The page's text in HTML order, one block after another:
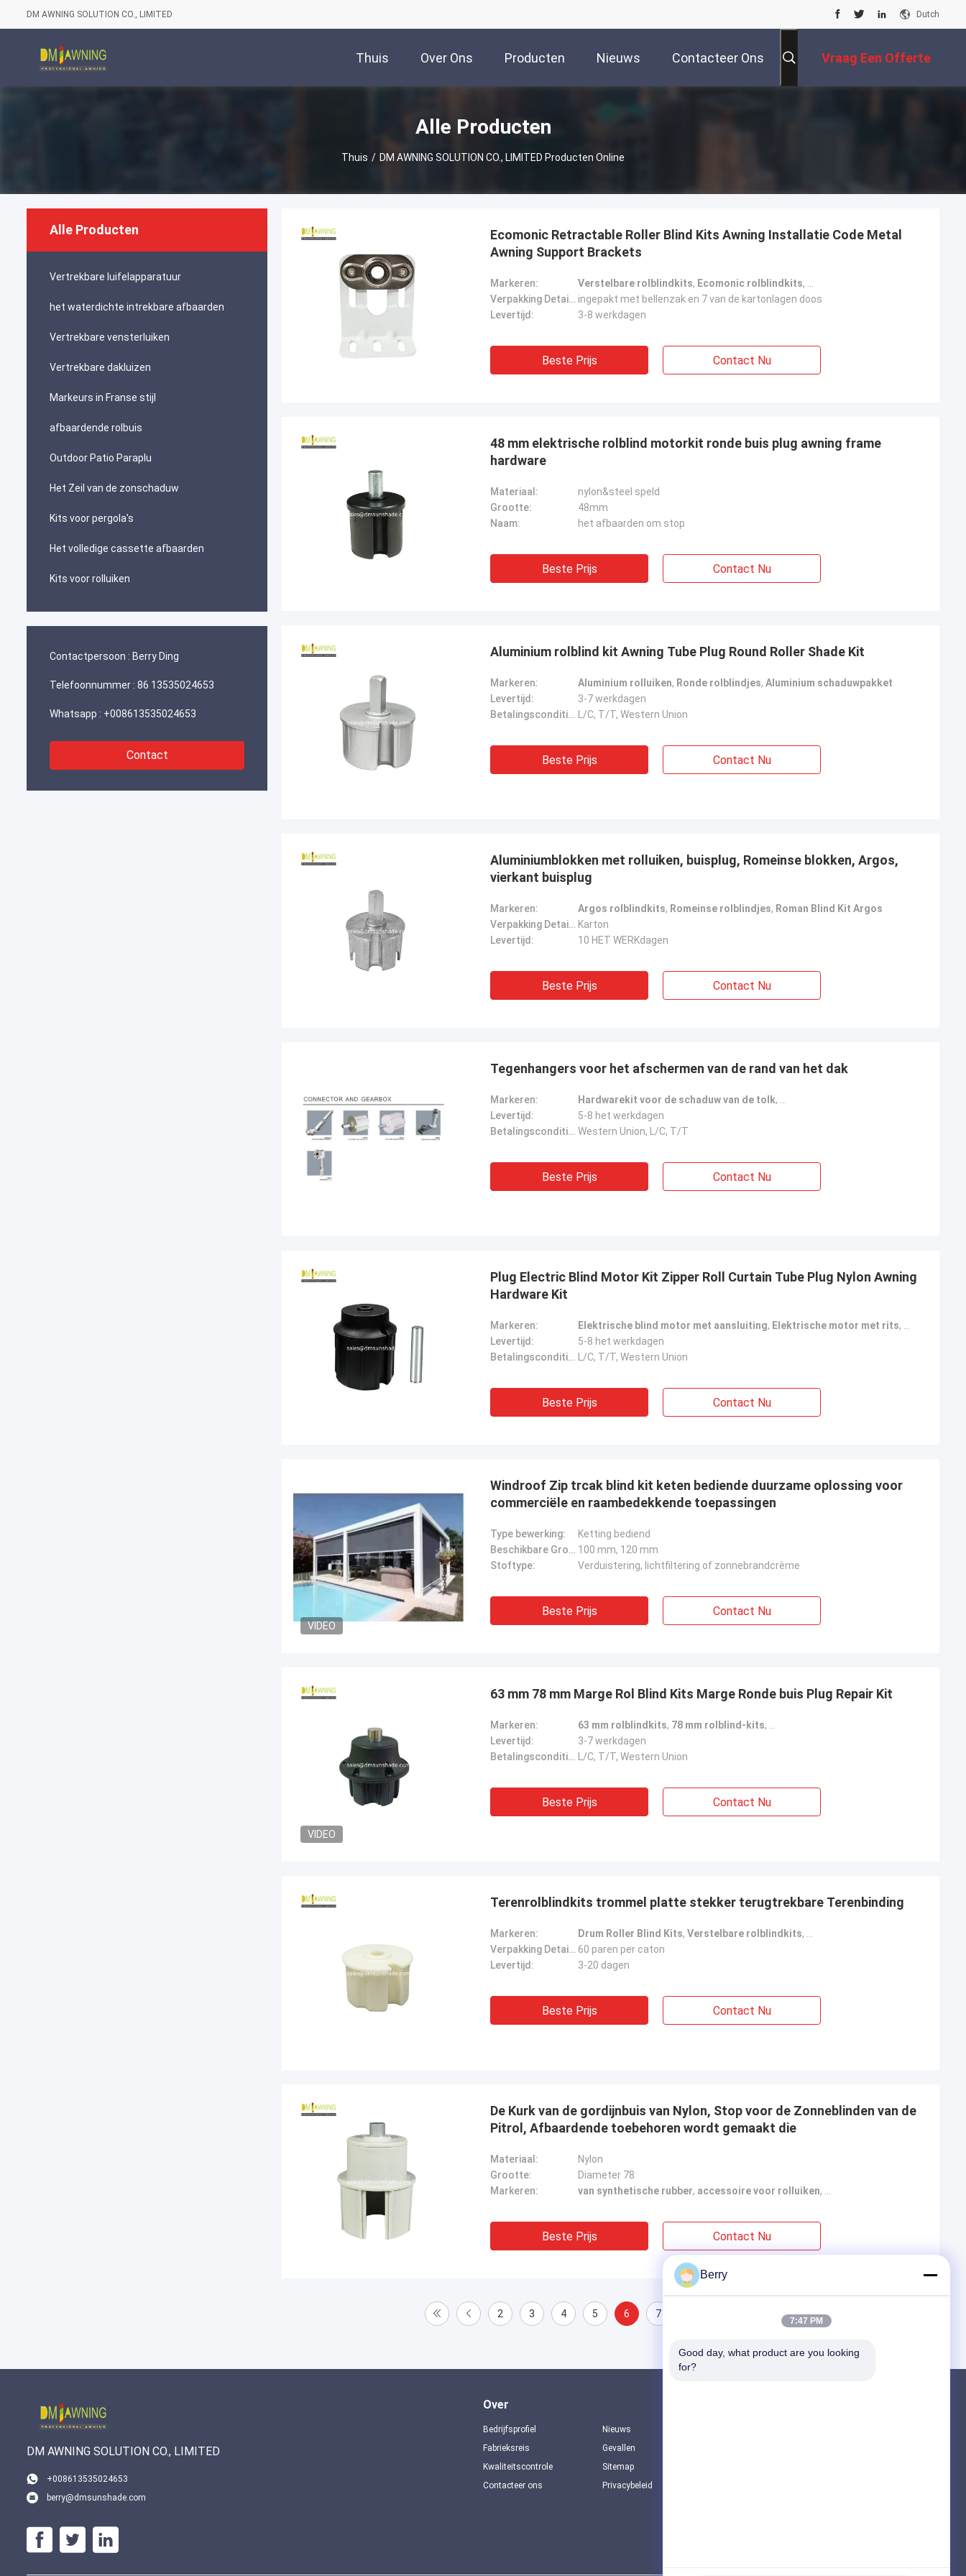
DM AWNING SOLUTION CO., LIMITED Dutch
Thuis Over Ons Producten Nieuws Contacteer Ons Vraag Een Offerte
Alle Producten
Thuis / DM AWNING SOLUTION CO., LIMITED Producten Online
Alle Producten
Vertrekbare luifelapparatuur
het waterdichte intrekbare afbaarden
Vertrekbare vensterluiken
Vertrekbare dakluizen
Markeurs in Franse stijl
afbaardende rolbuis
Outdoor Patio Paraplu
Het Zeil van de zonschaduw
Kits voor pergola's
Het volledige cassette afbaarden
Kits voor rolluiken
Contactpersoon : Berry Ding
Telefoonnummer : 86 13535024653
Whatsapp : +008613535024653
Contact
Ecomonic Retractable Roller Blind Kits Awning Installatie Code Metal
Awning Support Brackets
Markeren: Verstelbare rolblindkits, Ecomonic rolblindkits,
Verpakking Details: ingepakt met bellenzak en 7 van de kartonlagen doos
Levertijd:
3-8 werkdagen
Beste Prijs Contact Nu
48 mm elektrische rolblind motorkit ronde buis plug awning frame
hardware
Materiaal:
nylon&steel speld
Grootte:
48mm
Naam:
het afbaarden om stop
Beste Prijs Contact Nu
Aluminium rolblind kit Awning Tube Plug Round Roller Shade Kit
Markeren: Aluminium rolluiken, Ronde rolblindjes, Aluminium schaduwpakket
Levertijd:
3-7 werkdagen
Betalingscondities:
L/C, T/T, Western Union
Beste Prijs Contact Nu
Aluminiumblokken met rolluiken, buisplug, Romeinse blokken, Argos,
vierkant buisplug
Markeren: Argos rolblindkits, Romeinse rolblindjes, Roman Blind Kit Argos
Verpakking Details: Karton
Levertijd:
10 HET WERKdagen
Beste Prijs Contact Nu
Tegenhangers voor het afschermen van de rand van het dak
Markeren: Hardwarekit voor de schaduw van de tolk,
Levertijd:
5-8 het werkdagen
Betalingscondities: Western Union, L/C, T/T
Beste Prijs Contact Nu
Plug Electric Blind Motor Kit Zipper Roll Curtain Tube Plug Nylon Awning
Hardware Kit
Markeren: Elektrische blind motor met aansluiting, Elektrische motor met rits,
Levertijd:
5-8 het werkdagen
Betalingscondities:
L/C, T/T, Western Union
Beste Prijs Contact Nu
VIDEO
Windroof Zip trcak blind kit keten bediende duurzame oplossing voor
commerciële en raambedekkende toepassingen
Type bewerking:
Ketting bediend
Beschikbare Grootte: 100 mm, 120 mm
Stoftype:
Verduistering, lichtfiltering of zonnebrandcrème
Beste Prijs Contact Nu
VIDEO
63 mm 78 mm Marge Rol Blind Kits Marge Ronde buis Plug Repair Kit
Markeren: 63 mm rolblindkits, 78 mm rolblind-kits,
Levertijd:
3-7 werkdagen
Betalingscondities:
L/C, T/T, Western Union
Beste Prijs Contact Nu
Terenrolblindkits trommel platte stekker terugtrekbare Terenbinding
Markeren: Drum Roller Blind Kits, Verstelbare rolblindkits,
Verpakking Details: 60 paren per caton
Levertijd:
3-20 dagen
Beste Prijs Contact Nu
De Kurk van de gordijnbuis van Nylon, Stop voor de Zonneblinden van de
Pitrol, Afbaardende toebehoren wordt gemaakt die
Materiaal:
Nylon
Grootte:
Diameter 78
Markeren:
van synthetische rubber, accessoire voor rolluiken,
Beste Prijs Contact Nu
2 3 4 5 6 7
DM AWNING SOLUTION CO., LIMITED
+008613535024653
berry@dmsunshade.com
Over
Bedrijfsprofiel
Fabrieksreis
Kwaliteitscontrole
Contacteer ons
Nieuws
Gevallen
Sitemap
Privacybeleid
Berry
7:47 PM
Good day, what product are you looking
for?